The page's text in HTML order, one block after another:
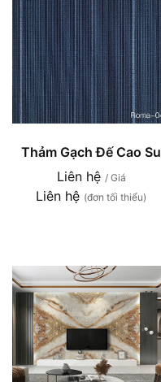
Thảm Gạch Đế Cao Su
Liên hệ / Giá
Liên hệ (đơn tối thiểu)